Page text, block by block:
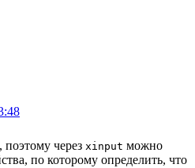
через xinput можно
по которому определить, что